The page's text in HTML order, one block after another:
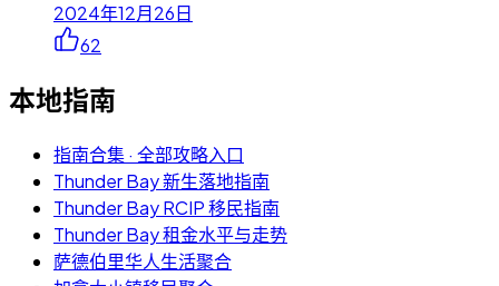
2024年12月26日
62
本地指南
指南合集 · 全部攻略入口
Thunder Bay 新生落地指南
Thunder Bay RCIP 移民指南
Thunder Bay 租金水平与走势
萨德伯里华人生活聚合